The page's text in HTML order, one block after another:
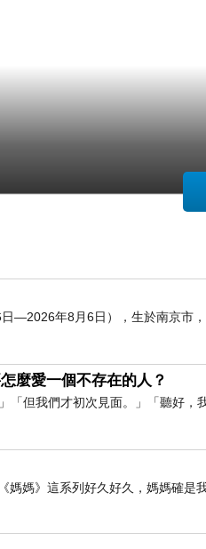
—2026年8月6日），生於南京市
麼愛一個不存在的人？
「但我們才初次見面。」「聽好
媽》這系列好久好久，媽媽確是